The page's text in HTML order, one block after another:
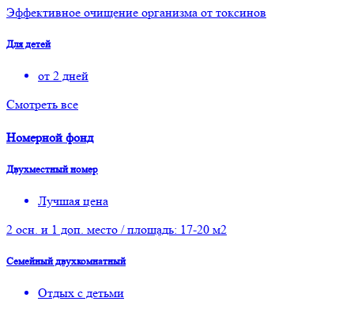
Эффективное очищение организма от токсинов
Для детей
от 2 дней
Смотреть все
Номерной фонд
Двухместный номер
Лучшая цена
2 осн. и 1 доп. место / площадь: 17-20 м2
Семейный двухкомнатный
Отдых с детьми